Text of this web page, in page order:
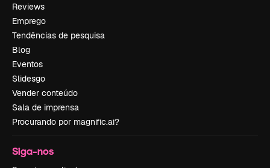
Reviews
Emprego
Tendências de pesquisa
Blog
Eventos
Slidesgo
Vender conteúdo
Sala de imprensa
Procurando por magnific.ai?
Siga-nos